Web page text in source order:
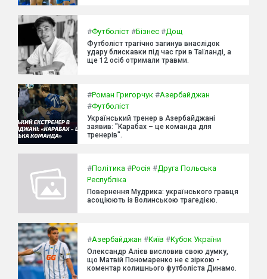
#Футболіст #Бізнес #Дощ
Футболіст трагічно загинув внаслідок
удару блискавки під час гри в Таїланді, а
ще 12 осіб отримали травми.
#Роман Григорчук #Азербайджан
#Футболіст
Український тренер в Азербайджані
заявив: "Карабах – це команда для
тренерів".
#Політика #Росія #Друга Польська
Республіка
Повернення Мудрика: українського гравця
асоціюють із Волинською трагедією.
#Азербайджан #Київ #Кубок України
Олександр Алієв висловив свою думку,
що Матвій Пономаренко не є зіркою -
коментар колишнього футболіста Динамо.